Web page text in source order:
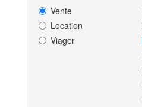
Vente
Location
Viager